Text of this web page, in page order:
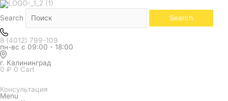
Search Search
8 (4012) 799-109
пн-вс с 09:00 - 18:00
г. Калининград
0 ₽ 0 Cart
Консультация
Menu
Количество
товара
Наружный
блок
мульти
системы
Loriot
LAC-
14AIM-
OUT
Серия